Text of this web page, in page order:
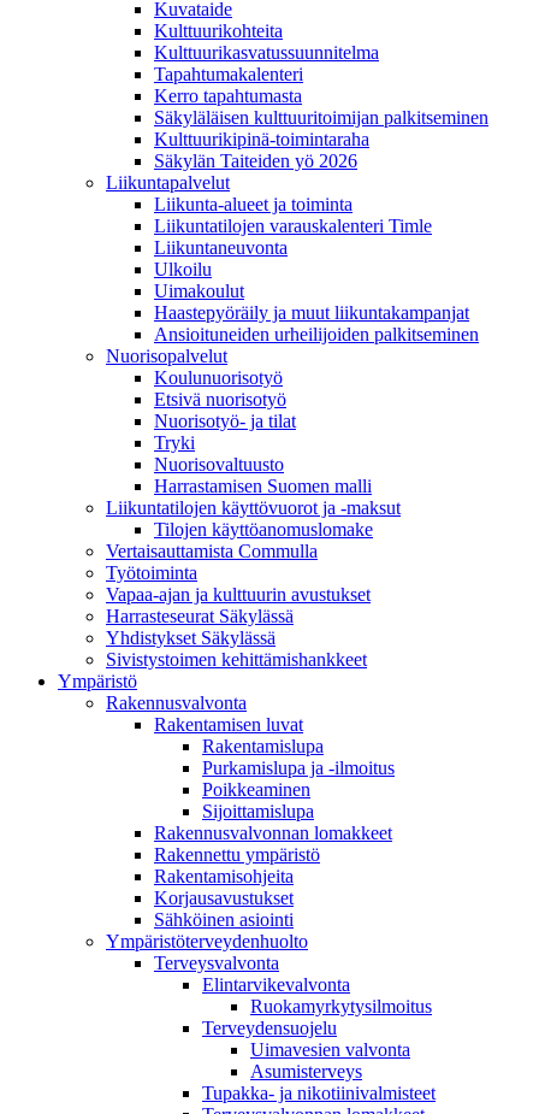
Kuvataide
Kulttuurikohteita
Kulttuurikasvatussuunnitelma
Tapahtumakalenteri
Kerro tapahtumasta
Säkyläläisen kulttuuritoimijan palkitseminen
Kulttuurikipinä-toimintaraha
Säkylän Taiteiden yö 2026
Liikuntapalvelut
Liikunta-alueet ja toiminta
Liikuntatilojen varauskalenteri Timle
Liikuntaneuvonta
Ulkoilu
Uimakoulut
Haastepyöräily ja muut liikuntakampanjat
Ansioituneiden urheilijoiden palkitseminen
Nuorisopalvelut
Koulunuorisotyö
Etsivä nuorisotyö
Nuorisotyö- ja tilat
Tryki
Nuorisovaltuusto
Harrastamisen Suomen malli
Liikuntatilojen käyttövuorot ja -maksut
Tilojen käyttöanomuslomake
Vertaisauttamista Commulla
Työtoiminta
Vapaa-ajan ja kulttuurin avustukset
Harrasteseurat Säkylässä
Yhdistykset Säkylässä
Sivistystoimen kehittämishankkeet
Ympä­ristö
Rakennusvalvonta
Rakentamisen luvat
Rakentamislupa
Purkamislupa ja -ilmoitus
Poikkeaminen
Sijoittamislupa
Rakennusvalvonnan lomakkeet
Rakennettu ympäristö
Rakentamisohjeita
Korjausavustukset
Sähköinen asiointi
Ympäristöterveydenhuolto
Terveysvalvonta
Elintarvikevalvonta
Ruokamyrkytysilmoitus
Terveydensuojelu
Uimavesien valvonta
Asumisterveys
Tupakka- ja nikotiinivalmisteet